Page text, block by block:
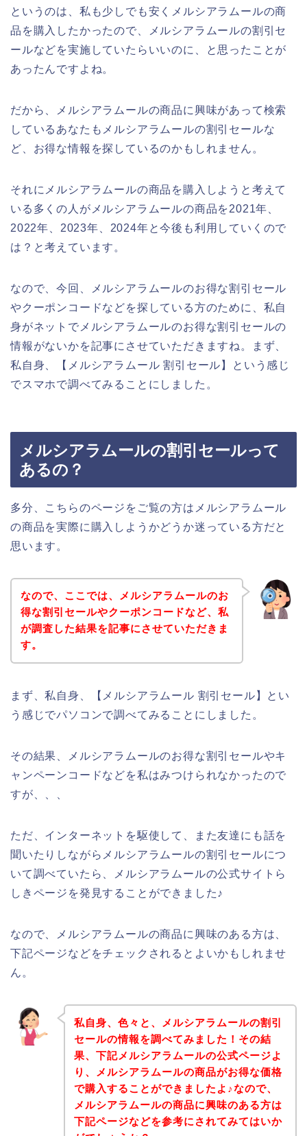
というのは、私も少しでも安くメルシアラムールの商
品を購入したかったので、メルシアラムールの割引セ
ールなどを実施していたらいいのに、と思ったことが
あったんですよね。
だから、メルシアラムールの商品に興味があって検索
しているあなたもメルシアラムールの割引セールな
ど、お得な情報を探しているのかもしれません。
それにメルシアラムールの商品を購入しようと考えて
いる多くの人がメルシアラムールの商品を2021年、
2022年、2023年、2024年と今後も利用していくので
は？と考えています。
なので、今回、メルシアラムールのお得な割引セール
やクーポンコードなどを探している方のために、私自
身がネットでメルシアラムールのお得な割引セールの
情報がないかを記事にさせていただきますね。まず、
私自身、【メルシアラムール 割引セール】という感じ
でスマホで調べてみることにしました。
メルシアラムールの割引セールって
あるの？
多分、こちらのページをご覧の方はメルシアラムール
の商品を実際に購入しようかどうか迷っている方だと
思います。
なので、ここでは、メルシアラムールのお
得な割引セールやクーポンコードなど、私
が調査した結果を記事にさせていただきま
す。
まず、私自身、【メルシアラムール 割引セール】とい
う感じでパソコンで調べてみることにしました。
その結果、メルシアラムールのお得な割引セールやキ
ャンペーンコードなどを私はみつけられなかったので
すが、、、
ただ、インターネットを駆使して、また友達にも話を
聞いたりしながらメルシアラムールの割引セールにつ
いて調べていたら、メルシアラムールの公式サイトら
しきページを発見することができました♪
なので、メルシアラムールの商品に興味のある方は、
下記ページなどをチェックされるとよいかもしれませ
ん。
私自身、色々と、メルシアラムールの割引
セールの情報を調べてみました！その結
果、下記メルシアラムールの公式ページよ
り、メルシアラムールの商品がお得な価格
で購入することができましたよ♪なので、
メルシアラムールの商品に興味のある方は
下記ページなどを参考にされてみてはいか